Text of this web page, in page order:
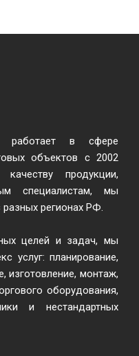
работает в сфере
объектов с 2002
продукции,
специалистам, мы
регионах РФ.
целей и задач, мы
услуг: планирование,
изготовление, монтаж,
оборудования,
и нестандартных